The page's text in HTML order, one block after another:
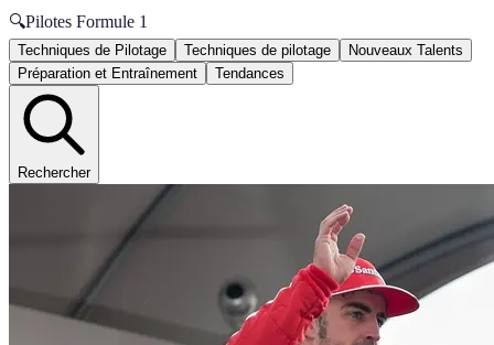
🔍Pilotes Formule 1
Techniques de Pilotage Techniques de pilotage
Nouveaux Talents
Préparation et Entraînement
Tendances
Rechercher